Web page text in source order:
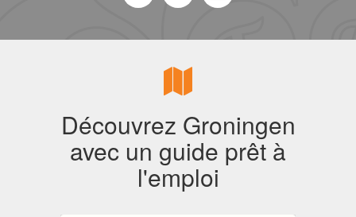
Découvrez Groningen
avec un guide prêt à
l'emploi